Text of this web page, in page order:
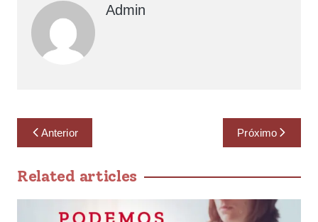
Admin
Anterior Próximo
Related articles